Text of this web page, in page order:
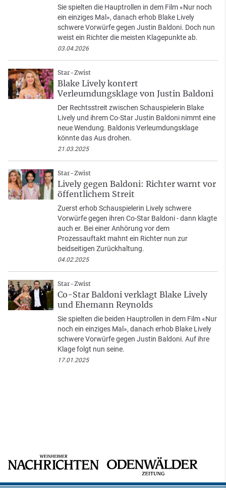
Sie spielten die Hauptrollen in dem Film «Nur noch
ein einziges Mal», danach erhob Blake Lively
schwere Vorwürfe gegen Justin Baldoni. Doch nun
weist ein Richter die meisten Klagepunkte ab.
03.04.2026
Star-Zwist
Blake Lively kontert
Verleumdungsklage von Justin Baldoni
Der Rechtsstreit zwischen Schauspielerin Blake
Lively und ihrem Co-Star Justin Baldoni nimmt eine
neue Wendung. Baldonis Verleumdungsklage
könnte das Aus drohen.
21.03.2025
Star-Zwist
Lively gegen Baldoni: Richter warnt vor
öffentlichem Streit
Zuerst erhob Schauspielerin Lively schwere
Vorwürfe gegen ihren Co-Star Baldoni - dann klagte
auch er. Bei einer Anhörung vor dem
Prozessauftakt mahnt ein Richter nun zur
beidseitigen Zurückhaltung.
04.02.2025
Star-Zwist
Co-Star Baldoni verklagt Blake Lively
und Ehemann Reynolds
Sie spielten die beiden Hauptrollen in dem Film «Nur
noch ein einziges Mal», danach erhob Blake Lively
schwere Vorwürfe gegen Justin Baldoni. Auf ihre
Klage folgt nun seine.
17.01.2025